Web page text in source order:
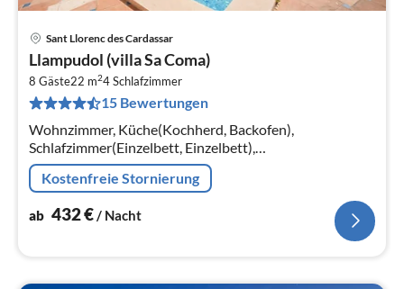
Sant Llorenc des Cardassar
Llampudol (villa Sa Coma)
8 Gäste22 m24Schlafzimmer
15 Bewertungen
Wohnzimmer, Küche(Kochherd, Backofen),
Schlafzimmer(Einzelbett, Einzelbett),
Schlafzimmer(Einzelbett, Einzelbett),
Schlafzimmer(Doppelbett), Schlafzimmer(Doppelbett)
Kostenfreie Stornierung
ab 432€/ Nacht